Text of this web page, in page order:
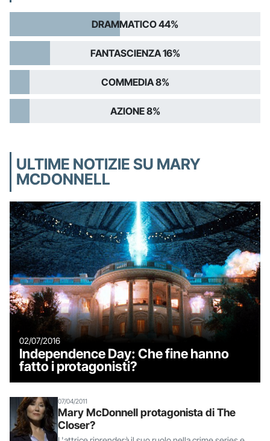
DRAMMATICO 44%
FANTASCIENZA 16%
COMMEDIA 8%
AZIONE 8%
ULTIME NOTIZIE SU MARY
MCDONNELL
02/07/2016
Independence Day: Che fine hanno
fatto i protagonisti?
07/04/2011
Mary McDonnell protagonista di The
Closer?